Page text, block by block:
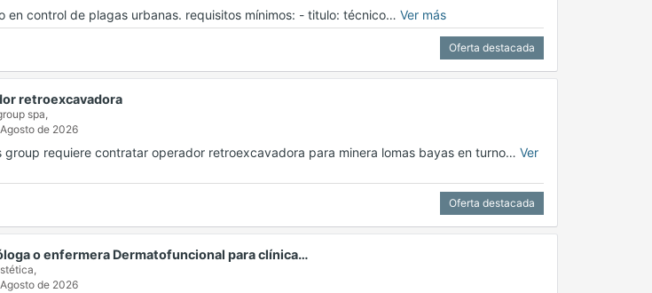
en control de plagas urbanas. requisitos mínimos: - titulo: técnico… Ver más
Oferta destacada
retroexcavadora
spa,
de 2026
group requiere contratar operador retroexcavadora para minera lomas bayas en turno… Ver
Oferta destacada
o enfermera Dermatofuncional para clínica…
de 2026